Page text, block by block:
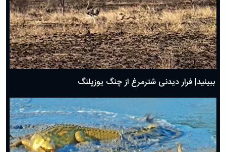
ببینید| فرار دیدنی شترمرغ از چنگ یوزپلنگ